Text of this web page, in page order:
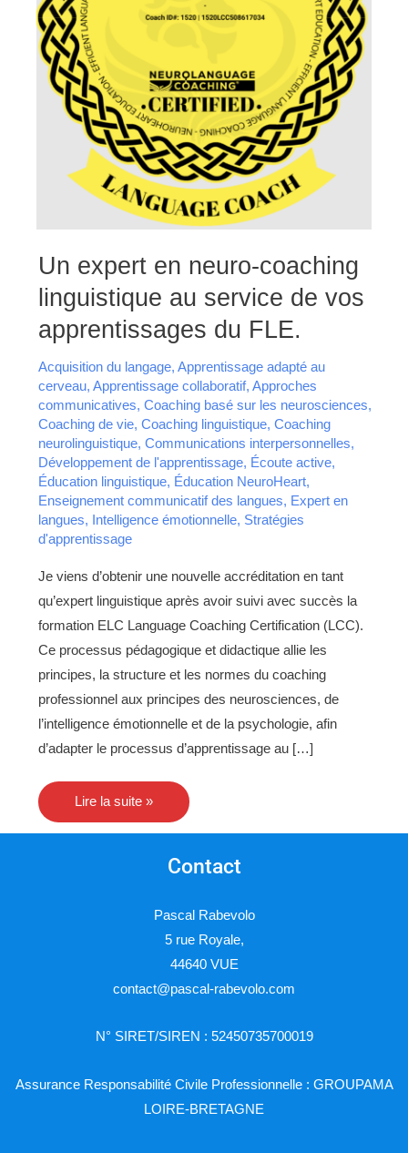
Un expert en neuro-coaching
linguistique au service de vos
apprentissages du FLE.
Acquisition du langage, Apprentissage adapté au
cerveau, Apprentissage collaboratif, Approches
communicatives, Coaching basé sur les neurosciences,
Coaching de vie, Coaching linguistique, Coaching
neurolinguistique, Communications interpersonnelles,
Développement de l'apprentissage, Écoute active,
Éducation linguistique, Éducation NeuroHeart,
Enseignement communicatif des langues, Expert en
langues, Intelligence émotionnelle, Stratégies
d'apprentissage
Je viens d’obtenir une nouvelle accréditation en tant
qu’expert linguistique après avoir suivi avec succès la
formation ELC Language Coaching Certification (LCC).
Ce processus pédagogique et didactique allie les
principes, la structure et les normes du coaching
professionnel aux principes des neurosciences, de
l’intelligence émotionnelle et de la psychologie, afin
d’adapter le processus d’apprentissage au […]
expert
neuro-
coaching
linguistique
au
vos
apprentissages
du
FLE.
Lire la suite »
Contact
Pascal Rabevolo
5 rue Royale,
44640 VUE
contact@pascal-rabevolo.com
N° SIRET/SIREN : 52450735700019
Assurance Responsabilité Civile Professionnelle : GROUPAMA
LOIRE-BRETAGNE